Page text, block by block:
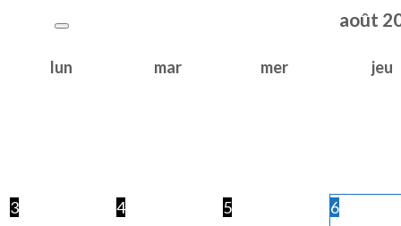
août
lun mar mer jeu
3 4 5 6